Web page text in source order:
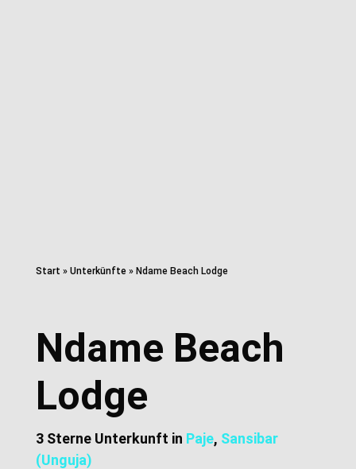
Start » Unterkünfte » Ndame Beach Lodge
Ndame Beach
Lodge
3 Sterne Unterkunft in Paje, Sansibar
(Unguja)